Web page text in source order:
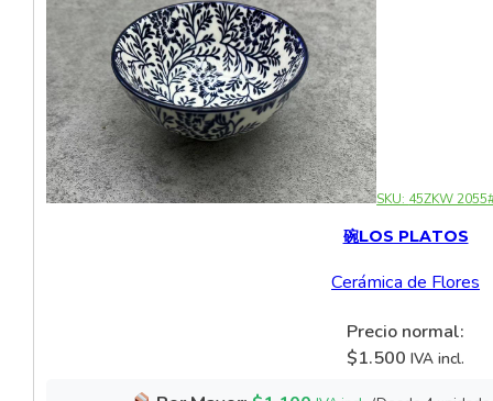
SKU: 45ZKW
碗LOS PLATOS
Cerámica de Flores
Precio normal:
$1.500 IVA incl.